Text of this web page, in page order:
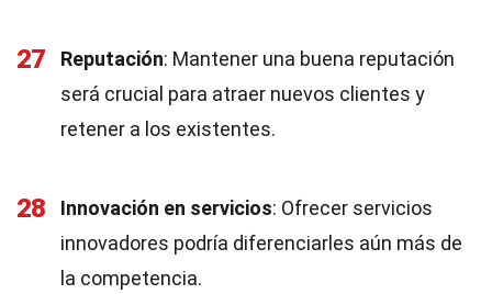
27 Reputación: Mantener una buena reputación
será crucial para atraer nuevos clientes y
retener a los existentes.
28 Innovación en servicios: Ofrecer servicios
innovadores podría diferenciarles aún más de
la competencia.